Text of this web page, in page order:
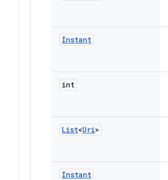
Instant
int
List<Uri>
Instant